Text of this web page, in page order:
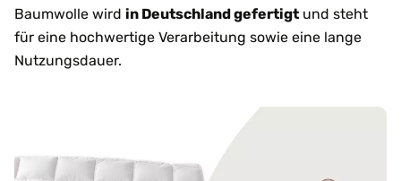
Baumwolle wird in Deutschland gefertigt und steht
für eine hochwertige Verarbeitung sowie eine lange
Nutzungsdauer.